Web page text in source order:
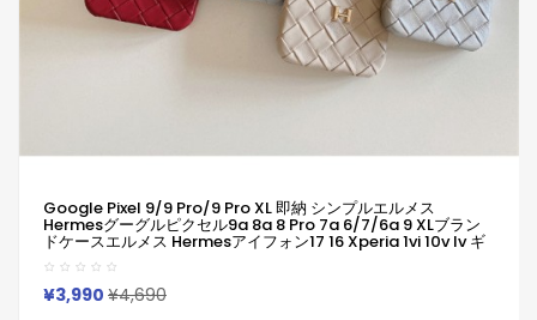
Google Pixel 9/9 Pro/9 Pro XL 即納 シンプルエルメス
Hermesグーグルピクセル9a 8a 8 Pro 7a 6/7/6a 9 XLブラン
ドケースエルメス Hermesアイフォン17 16 Xperia 1vi 10v Iv ギ
ャラクシーa55 A54 A51 Google Pixel 6 7 8a 8 Proケース革製
ファッション潮流男女兼用人気
Iphone/Galaxy/Xperia/Google Pixelなど全機種対応
¥3,990 ¥4,690